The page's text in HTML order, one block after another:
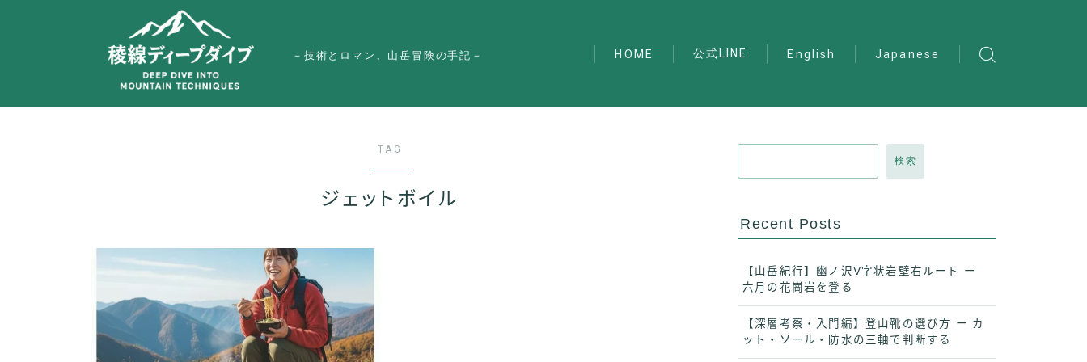
－技術とロマン、山岳冒険の手記－ HOME 公式LINE English Japanese
TAG
ジェットボイル
検索
Recent Posts
【山岳紀行】幽ノ沢V字状岩壁右ルート ー
六月の花崗岩を登る
【深層考察・入門編】登山靴の選び方 ー カ
ット・ソール・防水の三軸で判断する